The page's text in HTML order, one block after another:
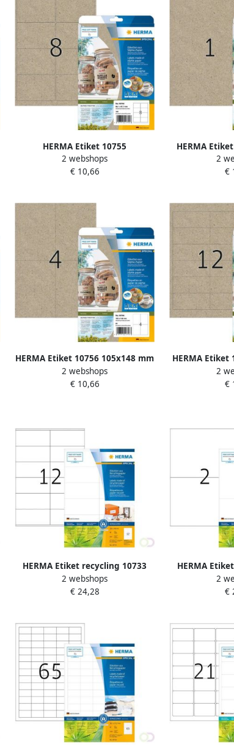
HERMA Etiket 10755
99.1x67.7mm silphie bruin 160
stuks
2 webshops
€ 10,66
HERMA
mm
2
€
HERMA Etiket 10756 105x148 mm
silphie bruin 80 stuks
2 webshops
€ 10,66
HERMA Etiket
silphie
2
€
HERMA Etiket recycling 10733
105x48mm 960stuks wit
2 webshops
€ 24,28
HERMA
2
€